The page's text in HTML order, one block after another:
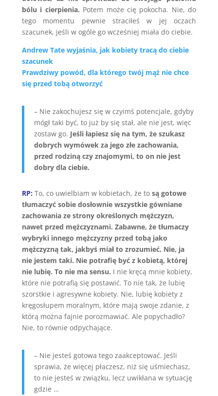
bólu i cierpienia. Potem może cię pokocha. Nie, do
tego momentu pewnie straciłeś w jej oczach
szacunek, jeśli w ogóle go wcześniej miała do ciebie.
Andrew Tate wyjaśnia, jak kobiety tracą do ciebie
szacunek
Prawdziwy powód, dla którego twój mąż nie chce
się przed tobą otworzyć
– Nie zakochujesz się w czyimś potencjale, gdyby
mógł taki być, to już by się stał, ale nie jest, więc
zostaw go. Jeśli łapiesz się na tym, że szukasz
dobrych wymówek za jego złe zachowania,
przed rodziną czy znajomymi, to on nie jest
dobry dla ciebie.
RP: To, co uwielbiam w kobietach, że to są gotowe
tłumaczyć sobie dosłownie wszystkie gówniane
zachowania ze strony określonych mężczyzn,
nawet przed mężczyznami. Zabawne, że tłumaczy
wybryki innego mężczyzny przed tobą jako
mężczyzną tak, jakbyś miał to zrozumieć. Nie, ja
nie jestem taki. Nie potrafię być z kobietą, której
nie lubię. To nie ma sensu. I nie kręcą mnie kobiety,
które nie potrafią się postawić. To nie tak, że lubię
szorstkie i agresywne kobiety. Nie, lubię kobiety z
kręgosłupem moralnym, które mają swoje zdanie, z
którą można fajnie porozmawiać. Ale popychadło?
Nie, to równie odpychające.
– Nie jesteś gotowa tego zaakceptować. Jeśli
sprawia, że więcej płaczesz, niż się uśmiechasz,
to nie jesteś w związku, lecz uwikłana w sytuację
gdzie …